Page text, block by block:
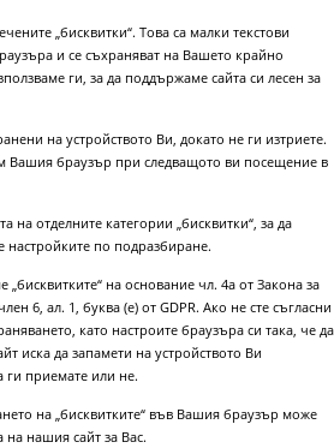
„бисквитки“. Това са малки текстови
и се съхраняват на Вашето крайно
ги, за да поддържаме сайта си лесен за
на устройството Ви, докато не ги изтриете.
Вашия браузър при следващото ви посещение в
на отделните категории „бисквитки“, за да
по подразбиране.
„бисквитките“ на основание чл. 4а от Закона за
6, ал. 1, буква (е) от GDPR. Ако не сте съгласни
като настроите браузъра си така, че да
иска да запамети на устройството Ви
ги приемате или не.
на „бисквитките“ във Вашия браузър може
нашия сайт за Вас.